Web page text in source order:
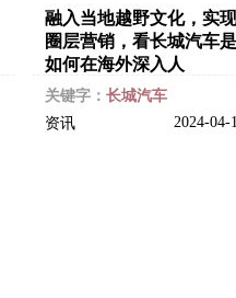
融入当地越野文化，实现
圈层营销，看长城汽车是
如何在海外深入人
关键字： 长城汽车
资讯
2024-